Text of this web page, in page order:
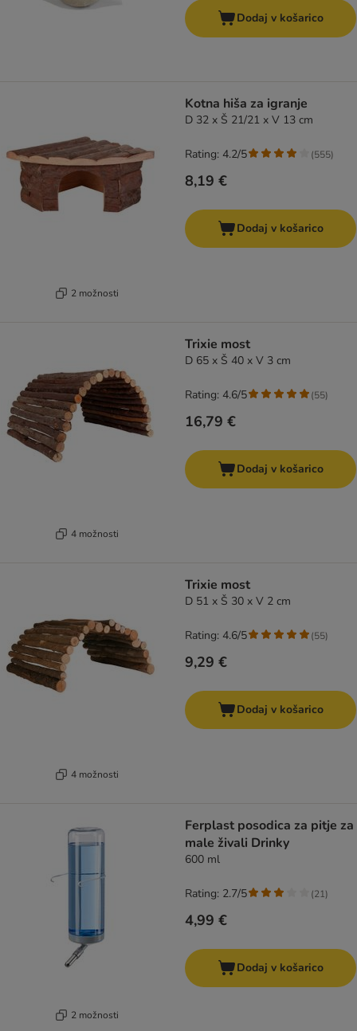
Dodaj v košarico
2 možnosti
Kotna hiša za igranje
D 32 x Š 21/21 x V 13 cm
8,19 €
Rating: 4.2/5 (555)
Dodaj v košarico
4 možnosti
Trixie most
D 65 x Š 40 x V 3 cm
16,79 €
Rating: 4.6/5 (55)
Dodaj v košarico
4 možnosti
Trixie most
D 51 x Š 30 x V 2 cm
9,29 €
Rating: 4.6/5 (55)
Dodaj v košarico
2 možnosti
Ferplast posodica za pitje za
male živali Drinky
600 ml
4,99 €
Rating: 2.7/5 (21)
Dodaj v košarico